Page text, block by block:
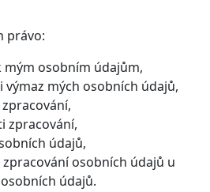
právo:
osobním údajům,
výmaz mých osobních údajů,
zpracování,
údajů,
osobních údajů u
údajů.